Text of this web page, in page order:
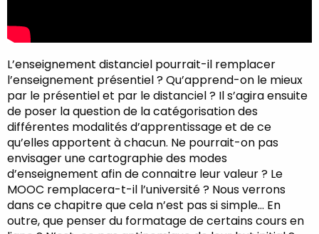
L’enseignement distanciel pourrait-il remplacer
l’enseignement présentiel ? Qu’apprend-on le mieux
par le présentiel et par le distanciel ? Il s’agira ensuite
de poser la question de la catégorisation des
différentes modalités d’apprentissage et de ce
qu’elles apportent à chacun. Ne pourrait-on pas
envisager une cartographie des modes
d’enseignement afin de connaitre leur valeur ? Le
MOOC remplacera-t-il l’université ? Nous verrons
dans ce chapitre que cela n’est pas si simple… En
outre, que penser du formatage de certains cours en